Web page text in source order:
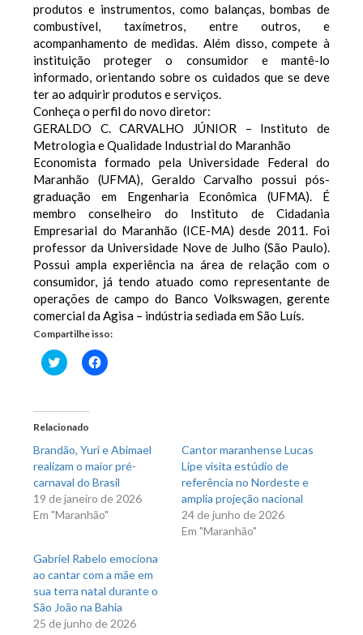
produtos e instrumentos, como balanças, bombas de
combustível, taxímetros, entre outros, e
acompanhamento de medidas. Além disso, compete à
instituição proteger o consumidor e mantê-lo
informado, orientando sobre os cuidados que se deve
ter ao adquirir produtos e serviços.
Conheça o perfil do novo diretor:
GERALDO C. CARVALHO JÚNIOR – Instituto de
Metrologia e Qualidade Industrial do Maranhão
Economista formado pela Universidade Federal do
Maranhão (UFMA), Geraldo Carvalho possui pós-
graduação em Engenharia Econômica (UFMA). É
membro conselheiro do Instituto de Cidadania
Empresarial do Maranhão (ICE-MA) desde 2011. Foi
professor da Universidade Nove de Julho (São Paulo).
Possui ampla experiência na área de relação com o
consumidor, já tendo atuado como representante de
operações de campo do Banco Volkswagen, gerente
comercial da Agisa – indústria sediada em São Luís.
Compartilhe isso:
Clique
para
em
nova
janela)
Clique
para
Relacionado
Brandão, Yuri e Abimael
realizam o maior pré-
carnaval do Brasil
19 de janeiro de 2026
Em "Maranhão"
Cantor maranhense Lucas
Lipe visita estúdio de
referência no Nordeste e
amplia projeção nacional
24 de junho de 2026
Em "Maranhão"
Gabriel Rabelo emociona
ao cantar com a mãe em
sua terra natal durante o
São João na Bahia
25 de junho de 2026